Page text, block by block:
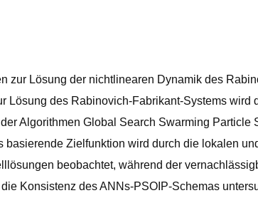
zur Lösung der nichtlinearen Dynamik des
des Rabinovich-Fabrikant-Systems
Algorithmen Global Search Swarming
Zielfunktion wird durch die lokalen
beobachtet, während der
Konsistenz des ANNs-PSOIP-Schemas